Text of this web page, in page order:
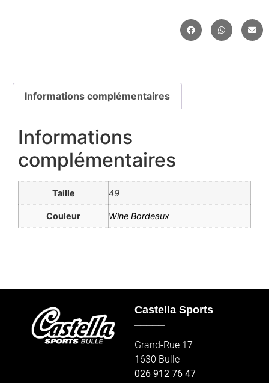
Informations complémentaires
Informations
complémentaires
Taille 49
Couleur Wine Bordeaux
Castella Sports
Grand-Rue 17
1630 Bulle
026 912 76 47